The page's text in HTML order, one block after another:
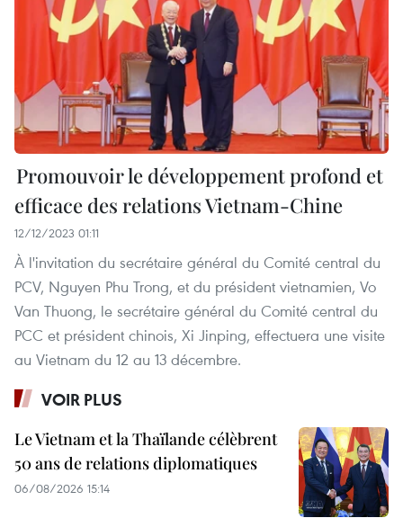
Promouvoir le développement profond et
efficace des relations Vietnam-Chine
12/12/2023 01:11
À l'invitation du secrétaire général du Comité central du
PCV, Nguyen Phu Trong, et du président vietnamien, Vo
Van Thuong, le secrétaire général du Comité central du
PCC et président chinois, Xi Jinping, effectuera une visite
au Vietnam du 12 au 13 décembre.
VOIR PLUS
Le Vietnam et la Thaïlande célèbrent
50 ans de relations diplomatiques
06/08/2026 15:14